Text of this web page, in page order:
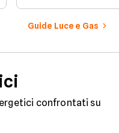
determinato
numerosi i fattori
influenzano questo
considerazione per
Guide Luce e Gas
confrontati su